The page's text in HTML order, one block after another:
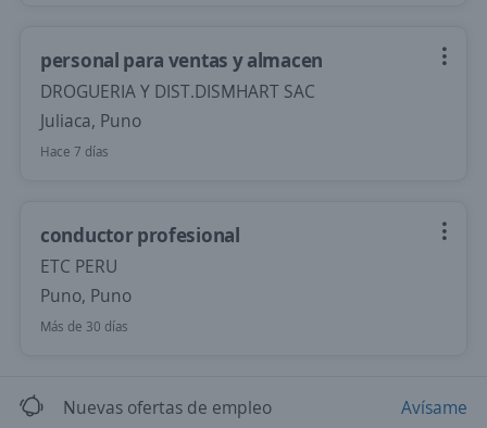
personal para ventas y almacen
DROGUERIA Y DIST.DISMHART SAC
Juliaca, Puno
Hace 7 días
conductor profesional
ETC PERU
Puno, Puno
Más de 30 días
Nuevas ofertas de empleo Avísame